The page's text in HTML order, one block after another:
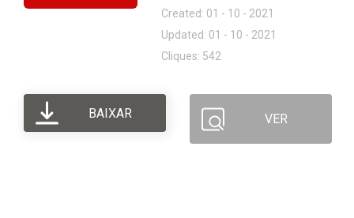
Created: 01 - 10 - 2021
Updated: 01 - 10 - 2021
Cliques: 542
BAIXAR VER